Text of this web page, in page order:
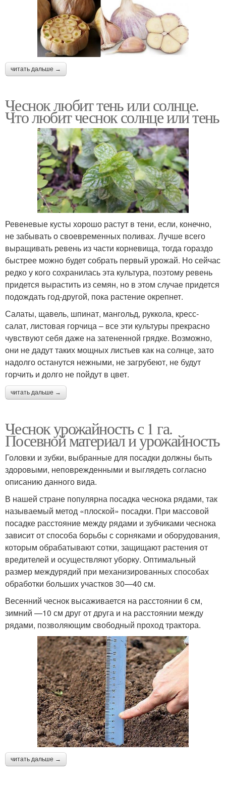
читать дальше →
Чеснок любит тень или солнце.
Что любит чеснок солнце или тень
Ревеневые кусты хорошо растут в тени, если, конечно,
не забывать о своевременных поливах. Лучше всего
выращивать ревень из части корневища, тогда гораздо
быстрее можно будет собрать первый урожай. Но сейчас
редко у кого сохранилась эта культура, поэтому ревень
придется вырастить из семян, но в этом случае придется
подождать год-другой, пока растение окрепнет.
Салаты, щавель, шпинат, мангольд, руккола, кресс-
салат, листовая горчица – все эти культуры прекрасно
чувствуют себя даже на затененной грядке. Возможно,
они не дадут таких мощных листьев как на солнце, зато
надолго останутся нежными, не загрубеют, не будут
горчить и долго не пойдут в цвет.
читать дальше →
Чеснок урожайность с 1 га.
Посевной материал и урожайность
Головки и зубки, выбранные для посадки должны быть
здоровыми, неповрежденными и выглядеть согласно
описанию данного вида.
В нашей стране популярна посадка чеснока рядами, так
называемый метод «плоской» посадки. При массовой
посадке расстояние между рядами и зубчиками чеснока
зависит от способа борьбы с сорняками и оборудования,
которым обрабатывают сотки, защищают растения от
вредителей и осуществляют уборку. Оптимальный
размер междурядий при механизированных способах
обработки больших участков 30—40 см.
Весенний чеснок высаживается на расстоянии 6 см,
зимний —10 см друг от друга и на расстоянии между
рядами, позволяющим свободный проход трактора.
читать дальше →